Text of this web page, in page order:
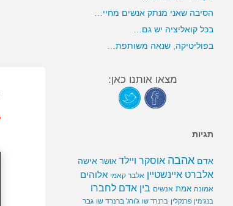
הסיבה שאני מנתק אנשים מחיי…
בכל קואליציה יש גם…
בפוליטיקה, שנאה משותפת…
מצאו אותנו כאן:
תגיות
אדם אהבה אוסקר ויילד אושר אישה
אלברט איינשטיין אלבר קאמי אלוהים
אמונה אמת אנשים בין אדם לחברו
בנג'מין פרנקלין ברנרד שו ג'ורג' ברנרד שו גבר